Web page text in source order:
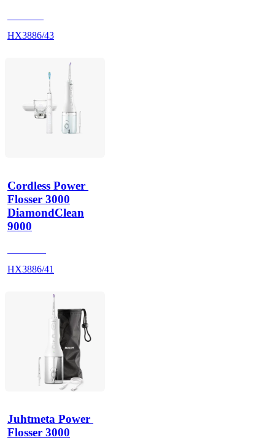
HX3886/43
Cordless Power
Flosser 3000
DiamondClean
9000
HX3886/41
Juhtmeta Power
Flosser 3000